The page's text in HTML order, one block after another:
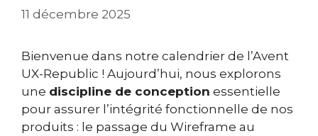
11 décembre 2025
Bienvenue dans notre calendrier de l’Avent
UX-Republic ! Aujourd’hui, nous explorons
une discipline de conception essentielle
pour assurer l’intégrité fonctionnelle de nos
produits : le passage du Wireframe au